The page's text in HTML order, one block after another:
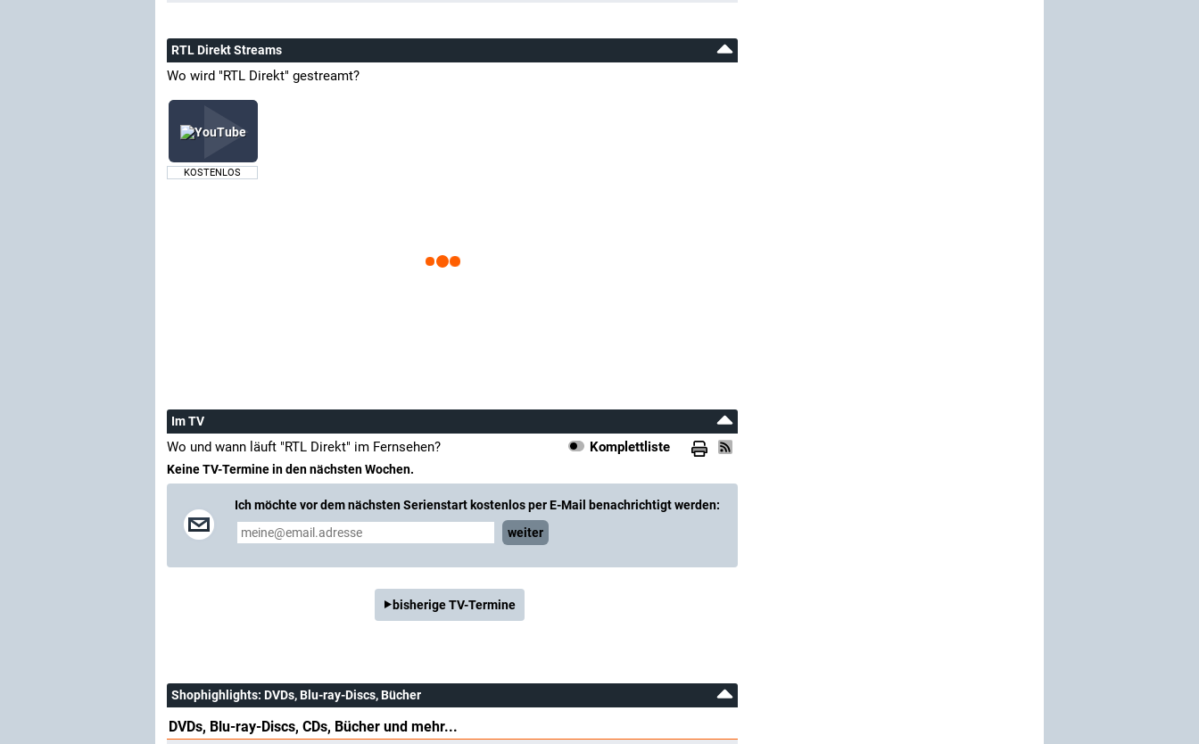
RTL Direkt Streams
Wo wird "RTL Direkt" gestreamt?
KOSTENLOS
Im TV
Wo und wann läuft "RTL Direkt" im Fernsehen? Komplettliste
Keine TV-Termine in den nächsten Wochen.
Ich möchte vor dem nächsten Serienstart kostenlos per E-Mail benachrichtigt werden:
weiter
bisherige TV-Termine
Shophighlights: DVDs, Blu-ray-Discs, Bücher
DVDs, Blu-ray-Discs, CDs, Bücher und mehr...